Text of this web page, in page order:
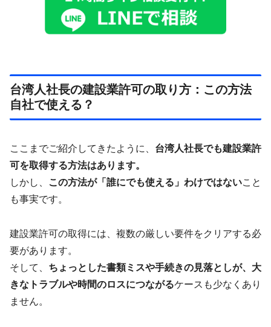
台湾人社長の建設業許可の取り方：この方法
自社で使える？
ここまでご紹介してきたように、 台湾人社長でも建設業許
可を取得する方法はあります。
しかし、
この方法が「誰にでも使える」わけではないこと
も事実です。
建設業許可の取得には、複数の厳しい要件をクリアする必
要があります。
そして、 ちょっとした書類ミスや手続きの見落としが、大
きなトラブルや時間のロスにつながるケースも少なくあり
ません。